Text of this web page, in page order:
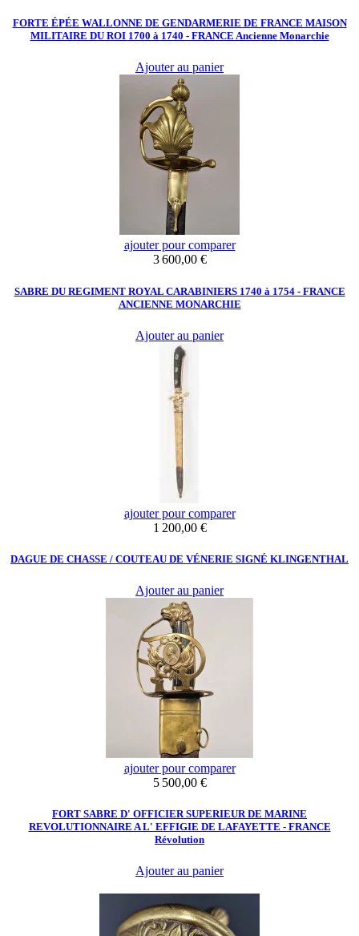
FORTE ÉPÉE WALLONNE DE GENDARMERIE DE FRANCE MAISON
MILITAIRE DU ROI 1700 à 1740 - FRANCE Ancienne Monarchie
Ajouter au panier
ajouter pour comparer
Prix
3 600,00 €
SABRE DU REGIMENT ROYAL CARABINIERS 1740 à 1754 - FRANCE
ANCIENNE MONARCHIE
Ajouter au panier
ajouter pour comparer
Prix
1 200,00 €
DAGUE DE CHASSE / COUTEAU DE VÉNERIE SIGNÉ KLINGENTHAL
Ajouter au panier
ajouter pour comparer
Prix
5 500,00 €
FORT SABRE D' OFFICIER SUPERIEUR DE MARINE
REVOLUTIONNAIRE A L' EFFIGIE DE LAFAYETTE - FRANCE
Révolution
Ajouter au panier